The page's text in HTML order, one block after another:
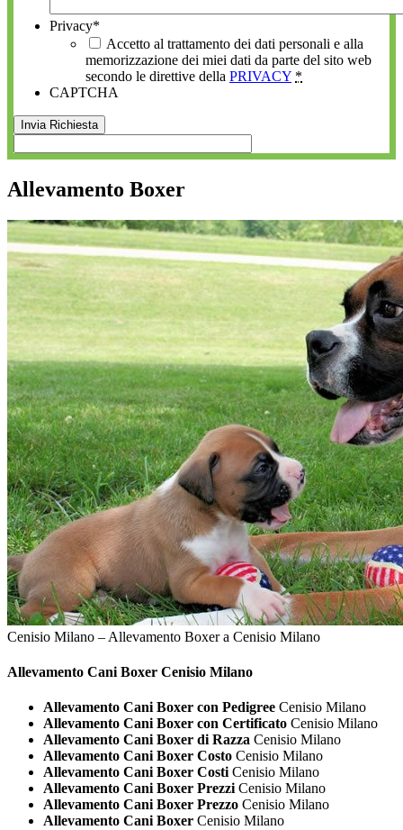
Privacy*
Accetto al trattamento dei dati personali e alla
memorizzazione dei miei dati da parte del sito web
secondo le direttive della PRIVACY *
CAPTCHA
Allevamento Boxer
Cenisio Milano – Allevamento Boxer a Cenisio Milano
Allevamento Cani Boxer Cenisio Milano
Allevamento Cani Boxer con Pedigree Cenisio Milano
Allevamento Cani Boxer con Certificato Cenisio Milano
Allevamento Cani Boxer di Razza Cenisio Milano
Allevamento Cani Boxer Costo Cenisio Milano
Allevamento Cani Boxer Costi Cenisio Milano
Allevamento Cani Boxer Prezzi Cenisio Milano
Allevamento Cani Boxer Prezzo Cenisio Milano
Allevamento Cani Boxer Cenisio Milano